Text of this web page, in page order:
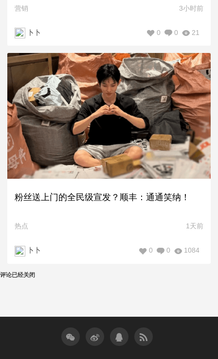
营销 3小时前
卜卜 21
0
0
粉丝送上门的全民级宣发？顺丰：通通笑纳！
热点 1天前
卜卜 1084
0
0
评论已经关闭